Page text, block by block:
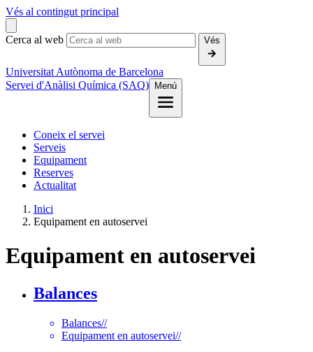
Vés al contingut principal
Cerca al web Vés
Universitat Autònoma de Barcelona
Servei d'Anàlisi Química (SAQ)
Menú
Coneix el servei
Serveis
Equipament
Reserves
Actualitat
Inici
Equipament en autoservei
Equipament en autoservei
Balances
Balances//
Equipament en autoservei//